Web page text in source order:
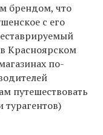
брендом, что
с его
Красноярском
по-
путешествовать